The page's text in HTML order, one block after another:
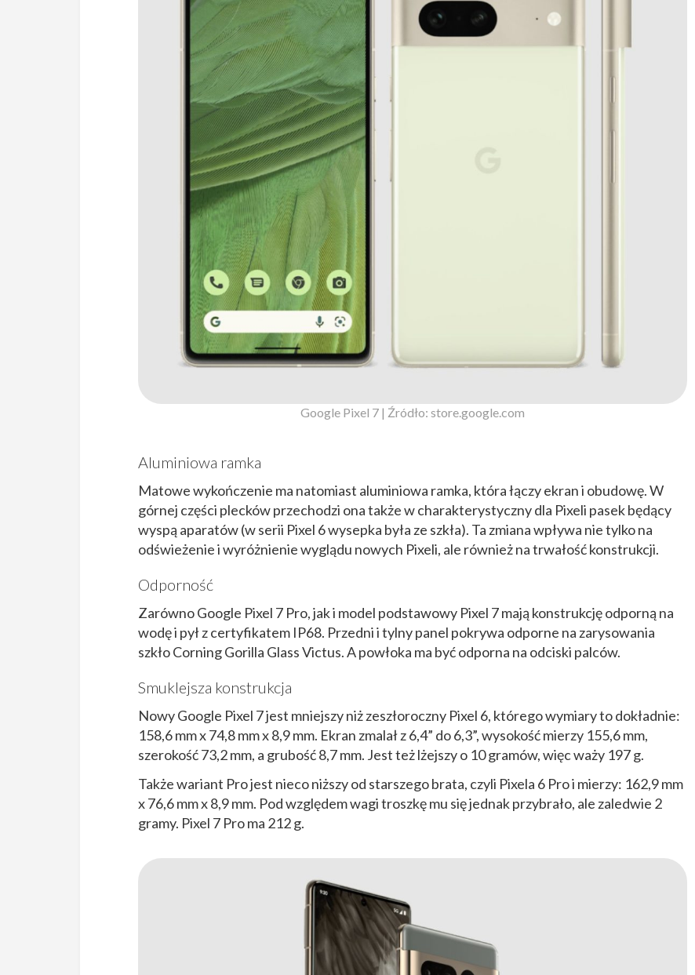
Google Pixel 7 | Źródło: store.google.com
Aluminiowa ramka
Matowe wykończenie ma natomiast aluminiowa ramka, która łączy ekran i obudowę. W
górnej części plecków przechodzi ona także w charakterystyczny dla Pixeli pasek będący
wyspą aparatów (w serii Pixel 6 wysepka była ze szkła). Ta zmiana wpływa nie tylko na
odświeżenie i wyróżnienie wyglądu nowych Pixeli, ale również na trwałość konstrukcji.
Odporność
Zarówno Google Pixel 7 Pro, jak i model podstawowy Pixel 7 mają konstrukcję odporną na
wodę i pył z certyfikatem IP68. Przedni i tylny panel pokrywa odporne na zarysowania
szkło Corning Gorilla Glass Victus. A powłoka ma być odporna na odciski palców.
Smuklejsza konstrukcja
Nowy Google Pixel 7 jest mniejszy niż zeszłoroczny Pixel 6, którego wymiary to dokładnie:
158,6 mm x 74,8 mm x 8,9 mm. Ekran zmalał z 6,4” do 6,3”, wysokość mierzy 155,6 mm,
szerokość 73,2 mm, a grubość 8,7 mm. Jest też lżejszy o 10 gramów, więc waży 197 g.
Także wariant Pro jest nieco niższy od starszego brata, czyli Pixela 6 Pro i mierzy: 162,9 mm
x 76,6 mm x 8,9 mm. Pod względem wagi troszkę mu się jednak przybrało, ale zaledwie 2
gramy. Pixel 7 Pro ma 212 g.